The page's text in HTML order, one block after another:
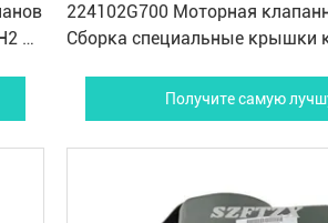
H6
224102G700 Моторная
Сборка специальные крышки
Получите самую